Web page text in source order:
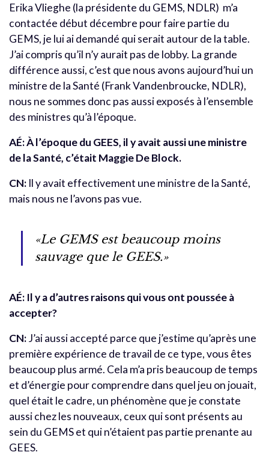
Erika Vlieghe (la présidente du GEMS, NDLR) m’a
contactée début décembre pour faire partie du
GEMS, je lui ai demandé qui serait autour de la table.
J’ai compris qu’il n’y aurait pas de lobby. La grande
différence aussi, c’est que nous avons aujourd’hui un
ministre de la Santé (Frank Vandenbroucke, NDLR),
nous ne sommes donc pas aussi exposés à l’ensemble
des ministres qu’à l’époque.
AÉ: À l’époque du GEES, il y avait aussi une ministre
de la Santé, c’était Maggie De Block.
CN: Il y avait effectivement une ministre de la Santé,
mais nous ne l’avons pas vue.
«Le GEMS est beaucoup moins
sauvage que le GEES.»
AÉ: Il y a d’autres raisons qui vous ont poussée à
accepter?
CN:J’ai aussi accepté parce que j’estime qu’après une
première expérience de travail de ce type, vous êtes
beaucoup plus armé. Cela m’a pris beaucoup de temps
et d’énergie pour comprendre dans quel jeu on jouait,
quel était le cadre, un phénomène que je constate
aussi chez les nouveaux, ceux qui sont présents au
sein du GEMS et qui n’étaient pas partie prenante au
GEES.